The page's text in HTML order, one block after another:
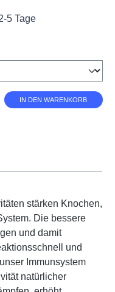
5 Tage
IN DEN WARENKORB
stärken Knochen,
Die bessere
und damit
und
Immunsystem
natürlicher